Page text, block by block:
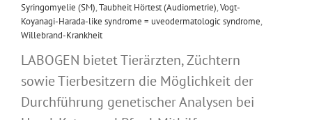
Syringomyelie (SM),Taubheit Hörtest (Audiometrie),Vogt-
Koyanagi-Harada-like syndrome = uveodermatologic syndrome,
Willebrand-Krankheit
LABOGEN bietet Tierärzten, Züchtern
sowie Tierbesitzern die Möglichkeit der
Durchführung genetischer Analysen bei